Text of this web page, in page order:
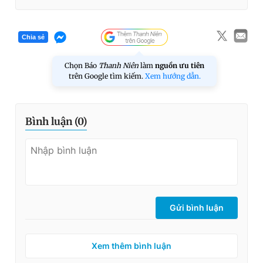
Chia sẻ
Chọn Báo Thanh Niên làm nguồn ưu tiên
trên Google tìm kiếm. Xem hướng dẫn.
Bình luận (0)
Gửi bình luận
Xem thêm bình luận